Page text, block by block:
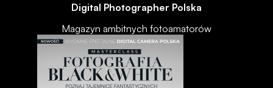
Digital Photographer Polska
Magazyn ambitnych fotoamatorów